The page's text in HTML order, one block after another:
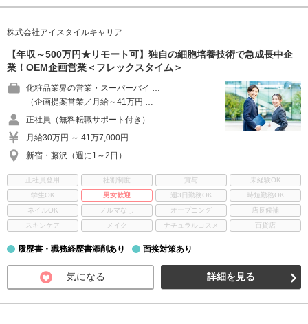
株式会社アイスタイルキャリア
【年収～500万円★リモート可】独自の細胞培養技術で急成長中企
業！OEM企画営業＜フレックスタイム＞
化粧品業界の営業・スーパーバイ …
（企画提案営業／月給～41万円 …
正社員（無料転職サポート付き）
月給30万円 ～ 41万7,000円
新宿・藤沢（週に1～2日）
正社員登用 社割制度 賞与
未経験OK
学生OK
男女歓迎 週3日勤務OK
時短勤務OK
ネイルOK
ノルマなし オープニング
店長候補
スキンケア
メイク ナチュラルコスメ 百貨店
履歴書・職務経歴書添削あり 面接対策あり
気になる 詳細を見る